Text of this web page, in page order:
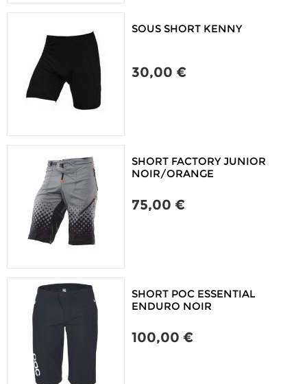
SOUS SHORT KENNY
30,00 €
SHORT FACTORY JUNIOR
NOIR/ORANGE
75,00 €
SHORT POC ESSENTIAL
ENDURO NOIR
100,00 €